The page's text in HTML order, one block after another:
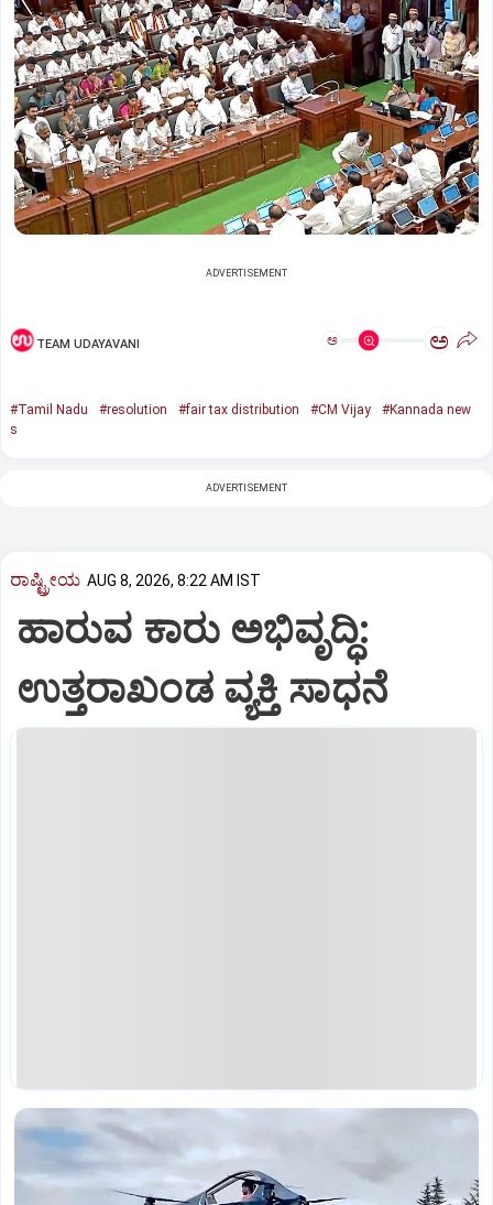
ADVERTISEMENT
TEAM UDAYAVANI ಅ ಅ
#Tamil Nadu #resolution #fair tax distribution #CM Vijay
#Kannada new
s
ADVERTISEMENT
ರಾಷ್ಟ್ರೀಯ AUG 8, 2026, 8:22 AM IST
ಹಾರುವ ಕಾರು ಅಭಿವೃದ್ಧಿ:
ಉತ್ತರಾಖಂಡ ವ್ಯಕ್ತಿ ಸಾಧನೆ